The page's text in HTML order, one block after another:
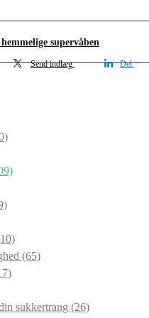
supervåben
Send indlæg Del
(65)
sukkertrang (26)